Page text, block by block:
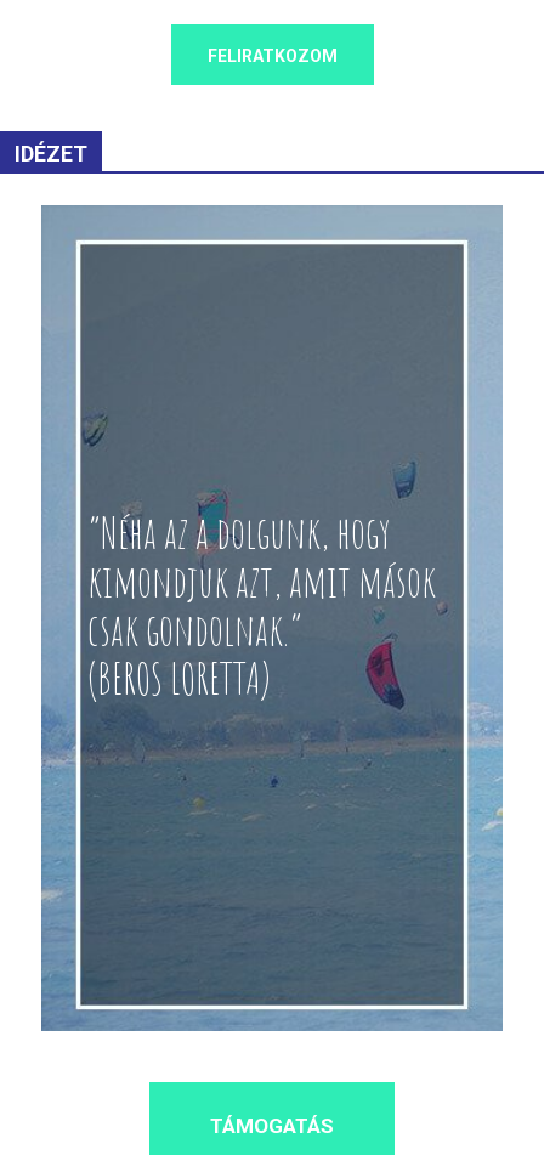
FELIRATKOZOM
IDÉZET
“Néha az a dolgunk, hogy
kimondjuk azt, amit mások
csak gondolnak.”
(BEROS LORETTA)
TÁMOGATÁS